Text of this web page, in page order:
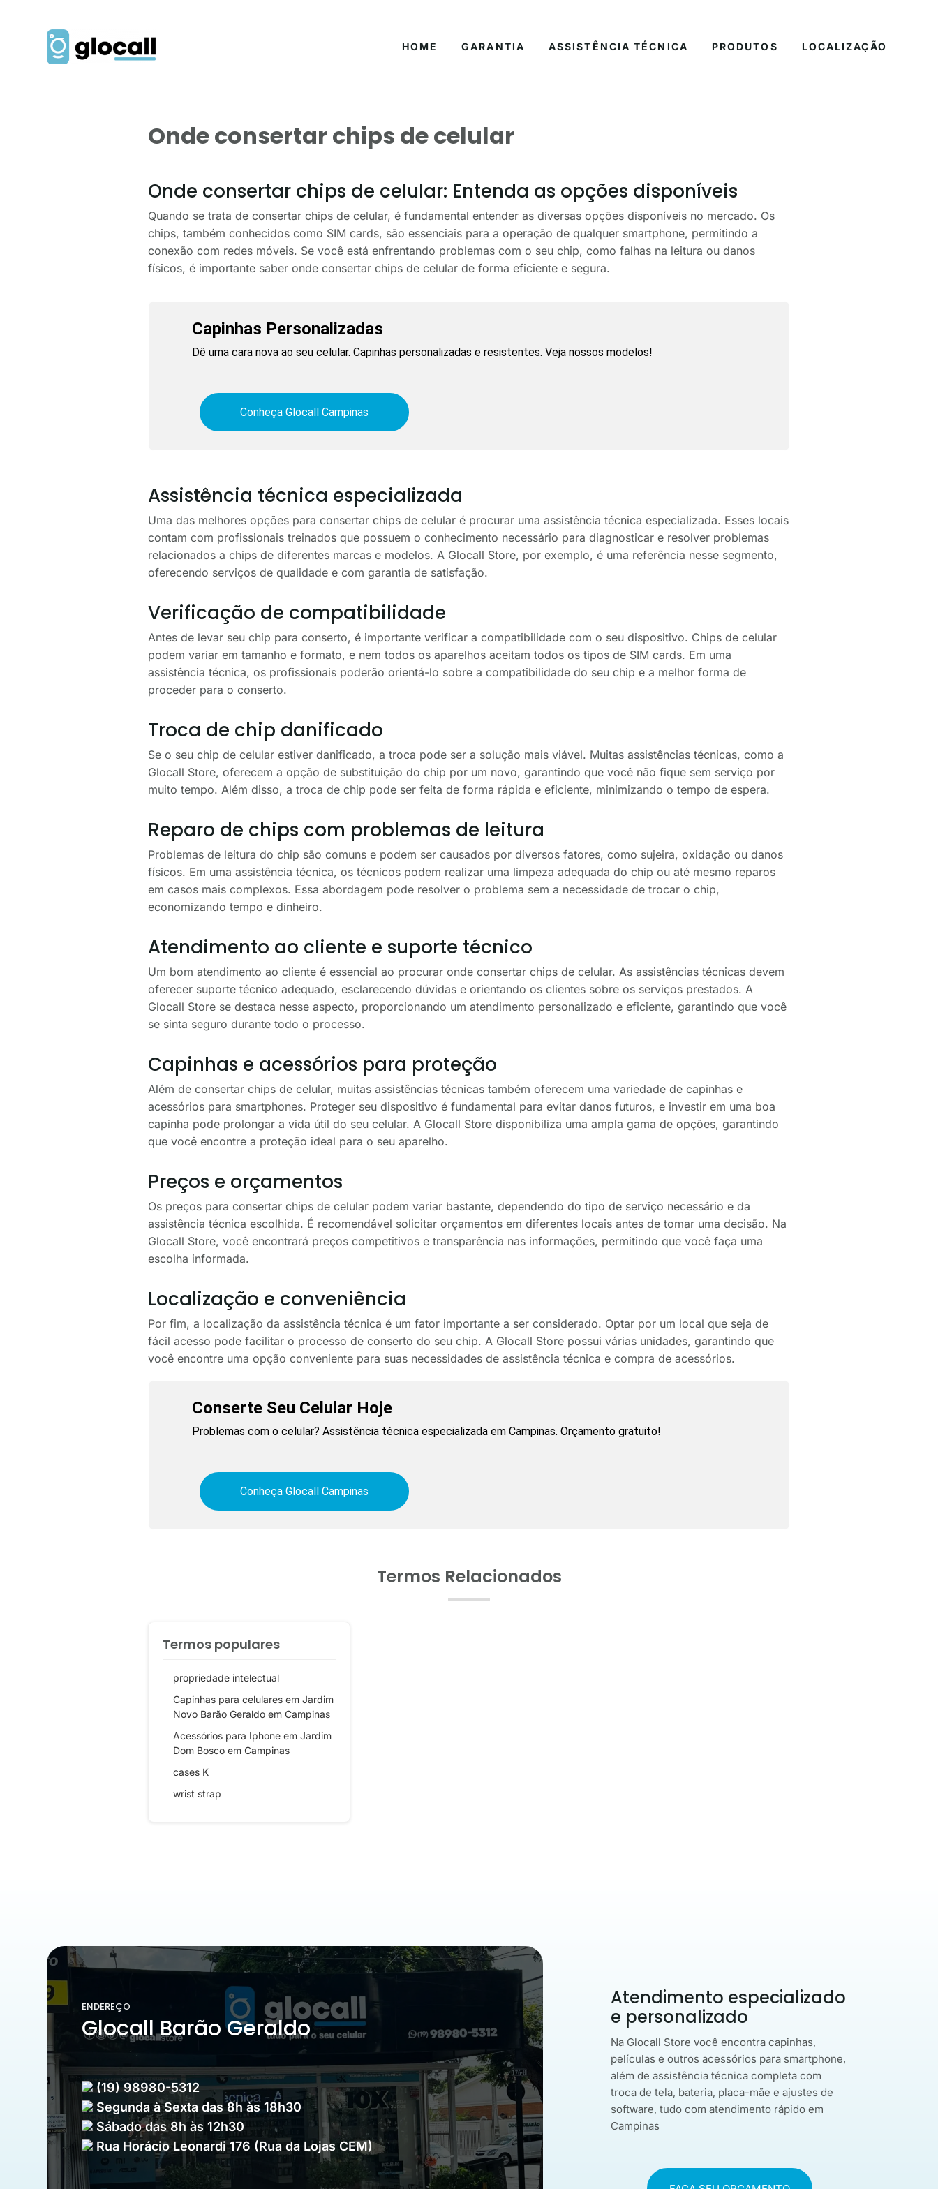
HOME GARANTIA ASSISTÊNCIA TÉCNICA PRODUTOS LOCALIZAÇÃO
Onde consertar chips de celular
Onde consertar chips de celular: Entenda as opções disponíveis
Quando se trata de consertar chips de celular, é fundamental entender as diversas opções disponíveis no mercado. Os
chips, também conhecidos como SIM cards, são essenciais para a operação de qualquer smartphone, permitindo a
conexão com redes móveis. Se você está enfrentando problemas com o seu chip, como falhas na leitura ou danos
físicos, é importante saber onde consertar chips de celular de forma eficiente e segura.
Capinhas Personalizadas
Dê uma cara nova ao seu celular. Capinhas personalizadas e resistentes. Veja nossos modelos!
Conheça Glocall Campinas
Assistência técnica especializada
Uma das melhores opções para consertar chips de celular é procurar uma assistência técnica especializada. Esses locais
contam com profissionais treinados que possuem o conhecimento necessário para diagnosticar e resolver problemas
relacionados a chips de diferentes marcas e modelos. A Glocall Store, por exemplo, é uma referência nesse segmento,
oferecendo serviços de qualidade e com garantia de satisfação.
Verificação de compatibilidade
Antes de levar seu chip para conserto, é importante verificar a compatibilidade com o seu dispositivo. Chips de celular
podem variar em tamanho e formato, e nem todos os aparelhos aceitam todos os tipos de SIM cards. Em uma
assistência técnica, os profissionais poderão orientá-lo sobre a compatibilidade do seu chip e a melhor forma de
proceder para o conserto.
Troca de chip danificado
Se o seu chip de celular estiver danificado, a troca pode ser a solução mais viável. Muitas assistências técnicas, como a
Glocall Store, oferecem a opção de substituição do chip por um novo, garantindo que você não fique sem serviço por
muito tempo. Além disso, a troca de chip pode ser feita de forma rápida e eficiente, minimizando o tempo de espera.
Reparo de chips com problemas de leitura
Problemas de leitura do chip são comuns e podem ser causados por diversos fatores, como sujeira, oxidação ou danos
físicos. Em uma assistência técnica, os técnicos podem realizar uma limpeza adequada do chip ou até mesmo reparos
em casos mais complexos. Essa abordagem pode resolver o problema sem a necessidade de trocar o chip,
economizando tempo e dinheiro.
Atendimento ao cliente e suporte técnico
Um bom atendimento ao cliente é essencial ao procurar onde consertar chips de celular. As assistências técnicas devem
oferecer suporte técnico adequado, esclarecendo dúvidas e orientando os clientes sobre os serviços prestados. A
Glocall Store se destaca nesse aspecto, proporcionando um atendimento personalizado e eficiente, garantindo que você
se sinta seguro durante todo o processo.
Capinhas e acessórios para proteção
Além de consertar chips de celular, muitas assistências técnicas também oferecem uma variedade de capinhas e
acessórios para smartphones. Proteger seu dispositivo é fundamental para evitar danos futuros, e investir em uma boa
capinha pode prolongar a vida útil do seu celular. A Glocall Store disponibiliza uma ampla gama de opções, garantindo
que você encontre a proteção ideal para o seu aparelho.
Preços e orçamentos
Os preços para consertar chips de celular podem variar bastante, dependendo do tipo de serviço necessário e da
assistência técnica escolhida. É recomendável solicitar orçamentos em diferentes locais antes de tomar uma decisão. Na
Glocall Store, você encontrará preços competitivos e transparência nas informações, permitindo que você faça uma
escolha informada.
Localização e conveniência
Por fim, a localização da assistência técnica é um fator importante a ser considerado. Optar por um local que seja de
fácil acesso pode facilitar o processo de conserto do seu chip. A Glocall Store possui várias unidades, garantindo que
você encontre uma opção conveniente para suas necessidades de assistência técnica e compra de acessórios.
Conserte Seu Celular Hoje
Problemas com o celular? Assistência técnica especializada em Campinas. Orçamento gratuito!
Conheça Glocall Campinas
Termos Relacionados
Termos populares
propriedade intelectual
Capinhas para celulares em Jardim
Novo Barão Geraldo em Campinas
Acessórios para Iphone em Jardim
Dom Bosco em Campinas
cases K
wrist strap
ENDEREÇO
Glocall Barão Geraldo
(19) 98980-5312
Segunda à Sexta das 8h às 18h30
Sábado das 8h às 12h30
Rua Horácio Leonardi 176 (Rua da Lojas CEM)
Atendimento especializado
e personalizado
Na Glocall Store você encontra capinhas,
películas e outros acessórios para smartphone,
além de assistência técnica completa com
troca de tela, bateria, placa-mãe e ajustes de
software, tudo com atendimento rápido em
Campinas